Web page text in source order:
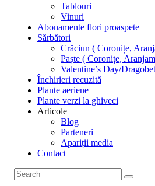
Tablouri
Vinuri
Abonamente flori proaspete
Sărbători
Crăciun ( Coronițe,
Paște ( Coronițe,
Valentine’s Day/
Închirieri recuzită
Plante aeriene
Plante verzi la ghiveci
Articole
Blog
Parteneri
Apariții media
Contact